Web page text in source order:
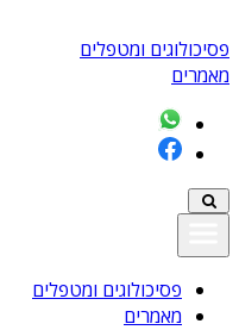
פסיכולוגים ומטפלים
מאמרים
פסיכולוגים ומטפלים
מאמרים